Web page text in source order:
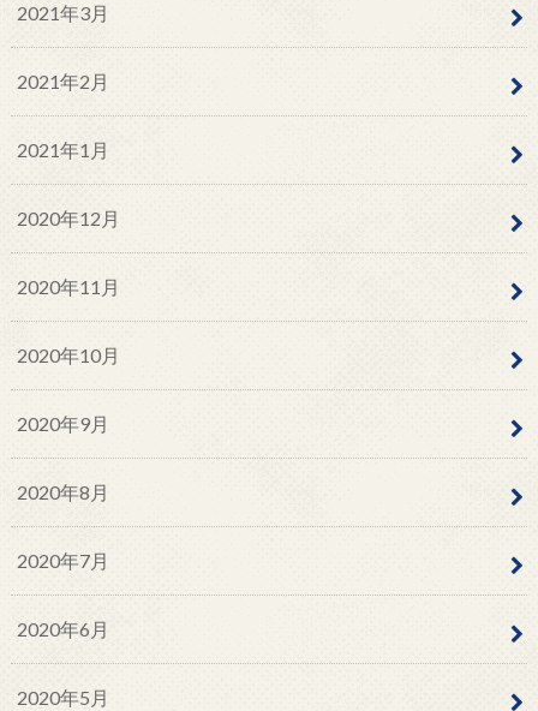
2021年3月
2021年2月
2021年1月
2020年12月
2020年11月
2020年10月
2020年9月
2020年8月
2020年7月
2020年6月
2020年5月